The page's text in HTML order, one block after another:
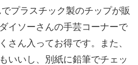
プラスチック製のチップが販
イソーさんの手芸コーナーで
さん入ってお得です。また、
いいし、別紙に鉛筆でチェッ